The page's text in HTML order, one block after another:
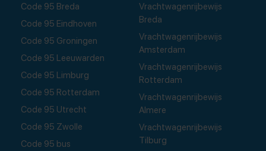
Code 95 Breda
Code 95 Eindhoven
Code 95 Groningen
Code 95 Leeuwarden
Code 95 Limburg
Code 95 Rotterdam
Code 95 Utrecht
Code 95 Zwolle
Code 95 bus
Vrachtwagenrijbewijs
Breda
Vrachtwagenrijbewijs
Amsterdam
Vrachtwagenrijbewijs
Rotterdam
Vrachtwagenrijbewijs
Almere
Vrachtwagenrijbewijs
Tilburg